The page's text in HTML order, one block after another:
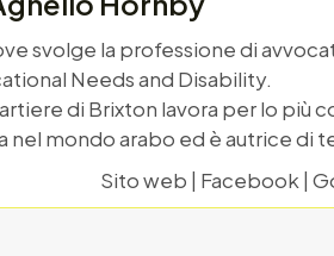
svolge la professione di
Needs and Disability.
di Brixton lavora per lo più
nel mondo arabo ed è autrice di
Sito web | Facebook |